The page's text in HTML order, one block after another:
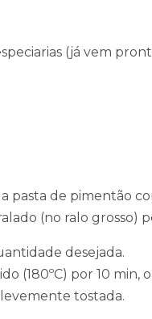
(já vem
pasta de pimentão
(no ralo grosso)
desejada.
(180ºC) por 10 min,
tostada.